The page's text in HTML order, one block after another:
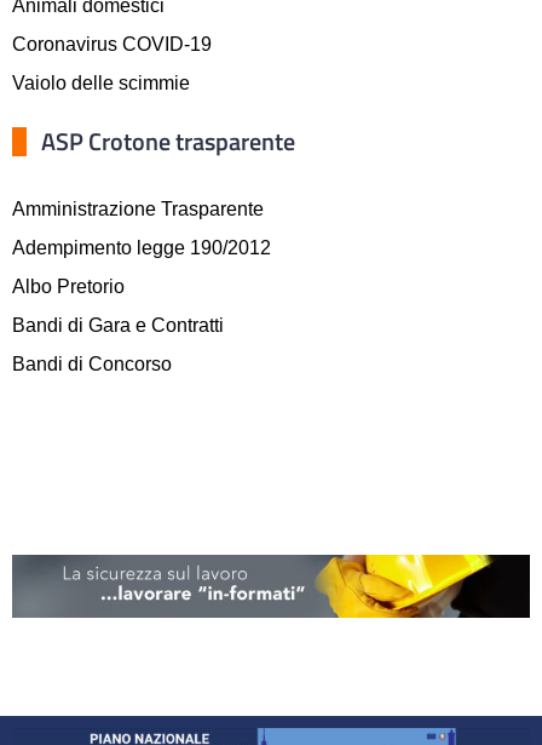
Animali domestici
Coronavirus COVID-19
Vaiolo delle scimmie
ASP Crotone trasparente
Amministrazione Trasparente
Adempimento legge 190/2012
Albo Pretorio
Bandi di Gara e Contratti
Bandi di Concorso